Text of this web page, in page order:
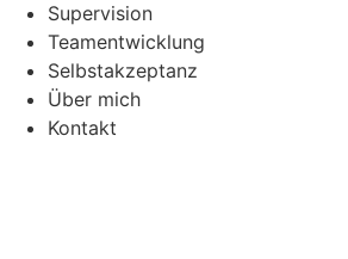
Supervision
Teamentwicklung
Selbstakzeptanz
Über mich
Kontakt